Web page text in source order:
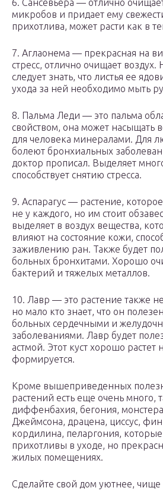
6. Сансевьера — отлично
микробов и придает ему
прихотлива, может расти как в
7. Аглаонема — прекрасная на
стресс, отлично очищает воздух.
следует знать, что листья ее
ухода за ней необходимо мыть
8. Пальма Леди — это пальма
свойством, она может насыщать
для человека минералами. Для
болеют бронхиальных
доктор прописал. Выделяет
способствует снятию стресса.
9. Аспарагус — растение,
не у каждого, но им стоит
выделяет в воздух вещества,
влияют на состояние кожи,
заживлению ран. Также будет
больных бронхитами. Хорошо
бактерий и тяжелых металлов.
10. Лавр — это растение также
но мало кто знает, что он
больных сердечными и
заболеваниями. Лавр будет
астмой. Этот куст хорошо растет
формируется.
Кроме вышеприведенных
растений есть еще очень много,
диффенбахия, бегония,
Джеймсона, драцена, циссус,
кордилина, пеларгония,
прихотливы в уходе, но
жилых помещениях.
Сделайте свой дом уютнее, чище